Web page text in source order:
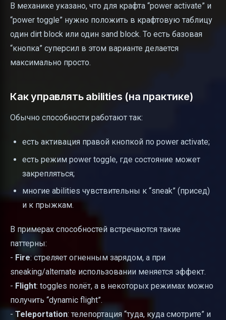
В механике указано, что для крафта “power activate” и
“power toggle” нужно положить в крафтовую таблицу
один dirt block или один sand block. То есть базовая
“кнопка” суперсил в этом варианте делается
максимально просто.
Как управлять abilities (на практике)
Обычно способности работают так:
есть активация правой кнопкой по power activate;
есть режим power toggle, где состояние может
закрепляться;
многие abilities чувствительны к “sneak” (присед)
и к прыжкам.
В примерах способностей встречаются такие
паттерны:
- Fire: стреляет огненным зарядом, а при
sneaking/alternate использовании меняется эффект.
- Flight: toggles полёт, а в некоторых режимах можно
получить “dynamic flight”.
- Teleportation: телепортация “туда, куда смотрите” и